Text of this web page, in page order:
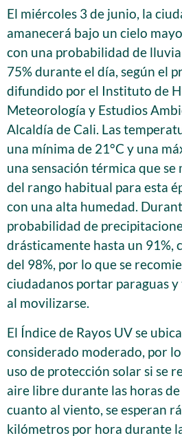
El miércoles 3 de junio, la
amanecerá bajo un cielo
con una probabilidad de
75% durante el día, según el
difundido por el Instituto de
Meteorología y Estudios
Alcaldía de Cali. Las
una mínima de 21°C y una
una sensación térmica que
del rango habitual para esta
con una alta humedad.
probabilidad de
drásticamente hasta un 91%,
del 98%, por lo que se
ciudadanos portar paraguas
al movilizarse.
El Índice de Rayos UV se
considerado moderado, por
uso de protección solar si se
aire libre durante las horas
cuanto al viento, se esperan
kilómetros por hora durante